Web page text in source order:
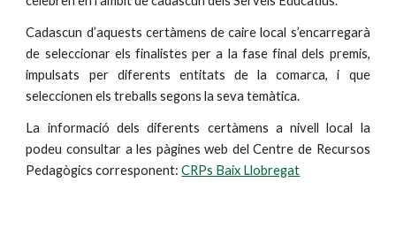
Cadascun d’aquests certàmens de caire local s’encarregarà
de seleccionar els finalistes per a la fase final dels premis,
impulsats per diferents entitats de la comarca, i que
seleccionen els treballs segons la seva temàtica.
La informació dels diferents certàmens a nivell local la
podeu consultar a les pàgines web del Centre de Recursos
Pedagògics corresponent:CRPs Baix Llobregat